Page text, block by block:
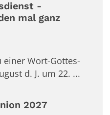
-
mal ganz
einer Wort-Gottes-
d. J. um 22. ...
2027